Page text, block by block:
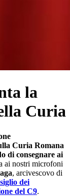
la
Curia
Curia Romana
di consegnare ai
ai nostri microfoni
, arcivescovo di
dei
del C9.